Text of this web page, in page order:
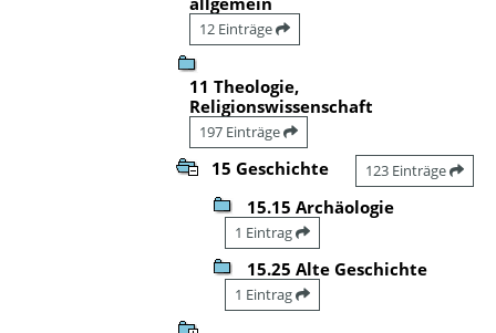
12 Einträge
11 Theologie,
Religionswissenschaft
197 Einträge
15 Geschichte 123 Einträge
15.15 Archäologie
1 Eintrag
15.25 Alte Geschichte
1 Eintrag